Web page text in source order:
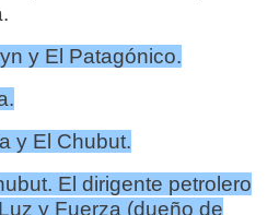
y El Patagónico.
y El Chubut.
El dirigente petrolero
y Fuerza (dueño de